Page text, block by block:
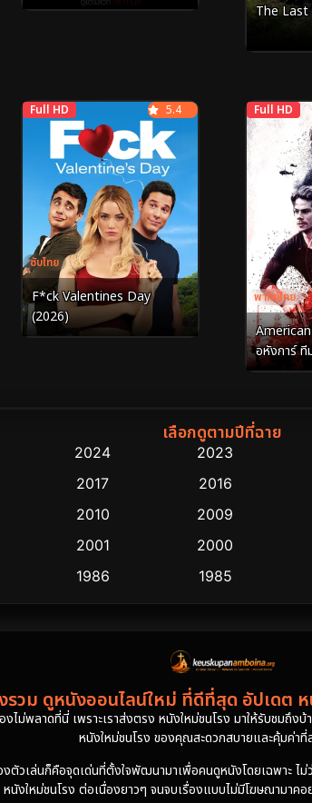
The Last
Full HD
ซับไทย
5.4
F*ck Valentines Day
(2026)
Full HD
พากย์ไทย
อหังการ์ ที
เลือกดูตามปีที่ฉาย
2024 2023
2017 2016
2010 2009
2001 2000
1986 1985
รวม ดูหนังออนไลน์ใหม่ ที่ดีที่สุด อัปเดต ห
ม่พลาดที่นี่ เพราะเราส่งตรง หนังใหม่ชนโรง มาให้รับชมถึ
หนังใหม่ชนโรง ของคุณสะดวกสบายและคุ้มค่าที่
วเล่นก็คือจุดเด่นที่ตั้งใจพัฒนามาเพื่อคนดูหนังโดยเฉพาะ ไ
หนังใหม่ชนโรง ต่อเนื่องยาวๆ จนจบเรื่องแบบไม่มีโฆษณามาค